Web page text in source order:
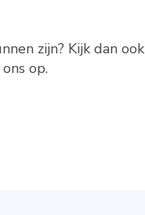
zijn? Kijk dan ook
op.